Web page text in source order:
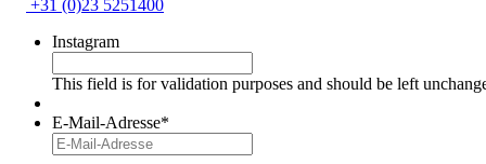
+31 (0)23 5251400
Instagram
This field is for validation purposes and should be left
E-Mail-Adresse*